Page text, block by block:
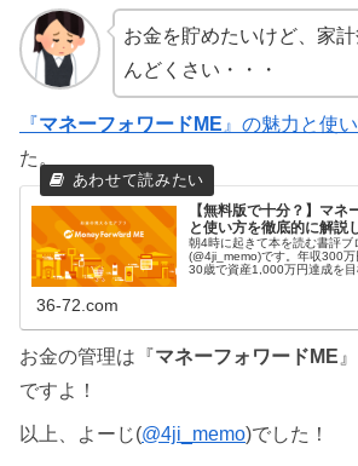
お金を貯めたいけど、家
んどくさい・・・
『マネーフォワードME 』の魅力と使
た。
【無料版で十分？】マネ
と使い方を徹底的に解説
朝4時に起きて本を読む書評ブ
(@4ji_memo)です。年収300万
30歳で資産1,000万円達成を
36-72.com
お金の管理は『マネーフォワードME
ですよ！
以上、よーじ(@4ji_memo)でした！